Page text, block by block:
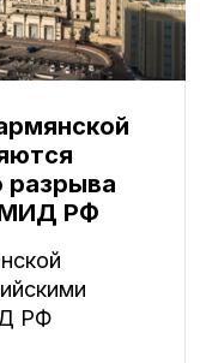
разрыва
МИД РФ
РФ